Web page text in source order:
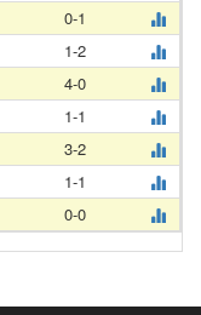
0-1
1-2
4-0
1-1
3-2
1-1
0-0